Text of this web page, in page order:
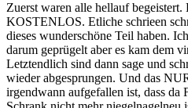
Zuerst waren alle hellauf
KOSTENLOS. Etliche schrieen
dieses wunderschöne Teil haben.
darum geprügelt aber es kam dem
Letztendlich sind dann sage und
wieder abgesprungen. Und das
irgendwann aufgefallen ist, dass da